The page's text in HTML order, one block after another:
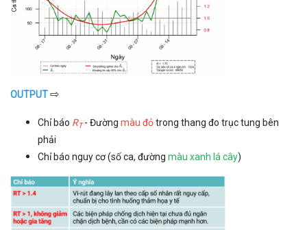
OUTPUT⇨
Chỉ báo RT- Đường màu đỏtrong thang đo trục tung bên
phải
Chỉ báo nguy cơ (số ca, đường màu xanh lá cây)